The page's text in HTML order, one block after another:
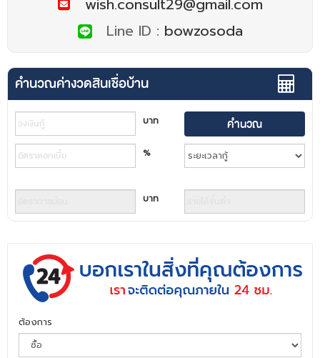
wish.consult29@gmail.com
Line ID : bowzosoda
คำนวณค่างวดสินเชื่อบ้าน
บาท
%
บาท
ต้องการ